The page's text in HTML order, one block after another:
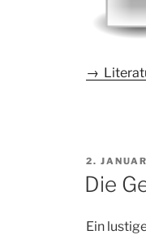
→
2.
Die
Ein